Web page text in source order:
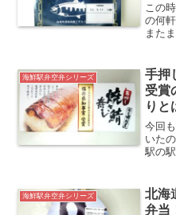
この
の何
また
の空
ろ北
いと
はあ...
海鮮駅弁空弁シリーズ
手押
受賞
りと
今回
いた
駅の
し
なく
パッ
に心
海鮮駅弁空弁シリーズ
北海
弁当